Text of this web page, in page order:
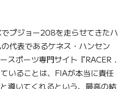
プジョー208を走らせてきたハ
代表であるケネス・ハンセン
スポーツ専門サイト『RACER．
いることは、FIAが本当に責任
導いてくれるという、最高の結